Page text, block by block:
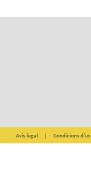
Avís legal | Condicions d'us